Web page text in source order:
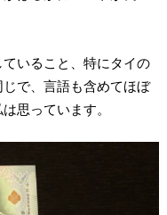
いること、特にタイの
で、言語も含めてほぼ
思っています。